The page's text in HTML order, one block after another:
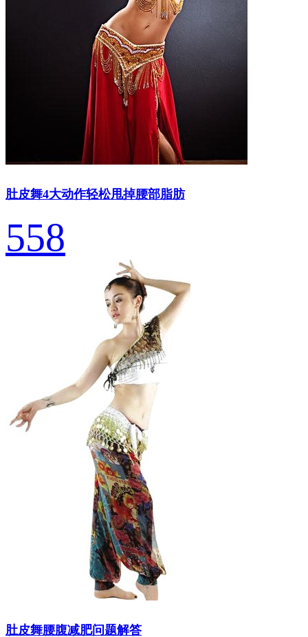
肚皮舞4大动作轻松甩掉腰部脂肪
558
肚皮舞腰腹减肥问题解答